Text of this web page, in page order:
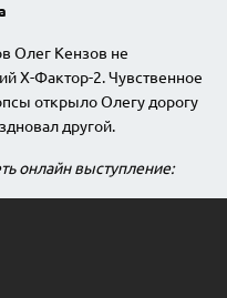
Олег Кензов не
Х-Фактор-2. Чувственное
открыло Олегу дорогу
другой.
онлайн выступление: